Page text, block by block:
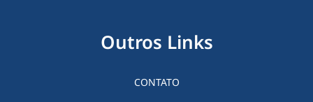
Outros Links
CONTATO